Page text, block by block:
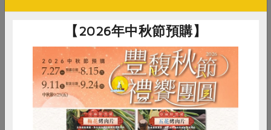
泰式香茅醃漬雞腿排(御
正)-200g/包
$128
經典原味醃漬雞腿排(御
正)-200g/包
200公克
葷 冷凍
$128
【2026年中秋節預購】